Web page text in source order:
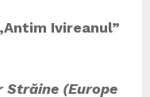
Ivireanul”
Străine (Europe